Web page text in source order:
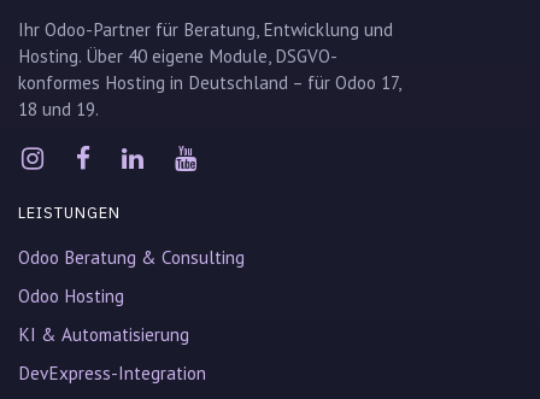
Ihr Odoo-Partner für Beratung, Entwicklung und
Hosting. Über 40 eigene Module, DSGVO-
konformes Hosting in Deutschland – für Odoo 17,
18 und 19.
LEISTUNGEN
Odoo Beratung & Consulting
Odoo Hosting
KI & Automatisierung
DevExpress-Integration